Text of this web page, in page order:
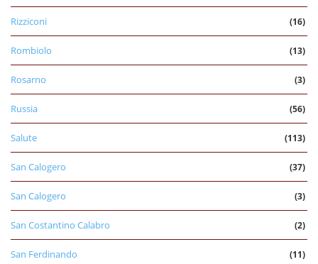
Rizziconi (16)
Rombiolo (13)
Rosarno (3)
Russia (56)
Salute (113)
San Calogero (37)
San Calogero (3)
San Costantino Calabro (2)
San Ferdinando (11)